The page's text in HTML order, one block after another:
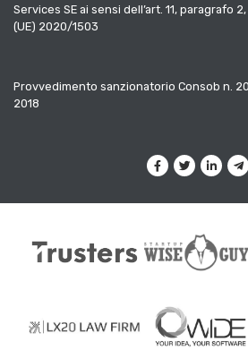
Services SE ai sensi dell’art. 11, paragrafo
(UE) 2020/1503
Provvedimento sanzionatorio Consob n.
2018